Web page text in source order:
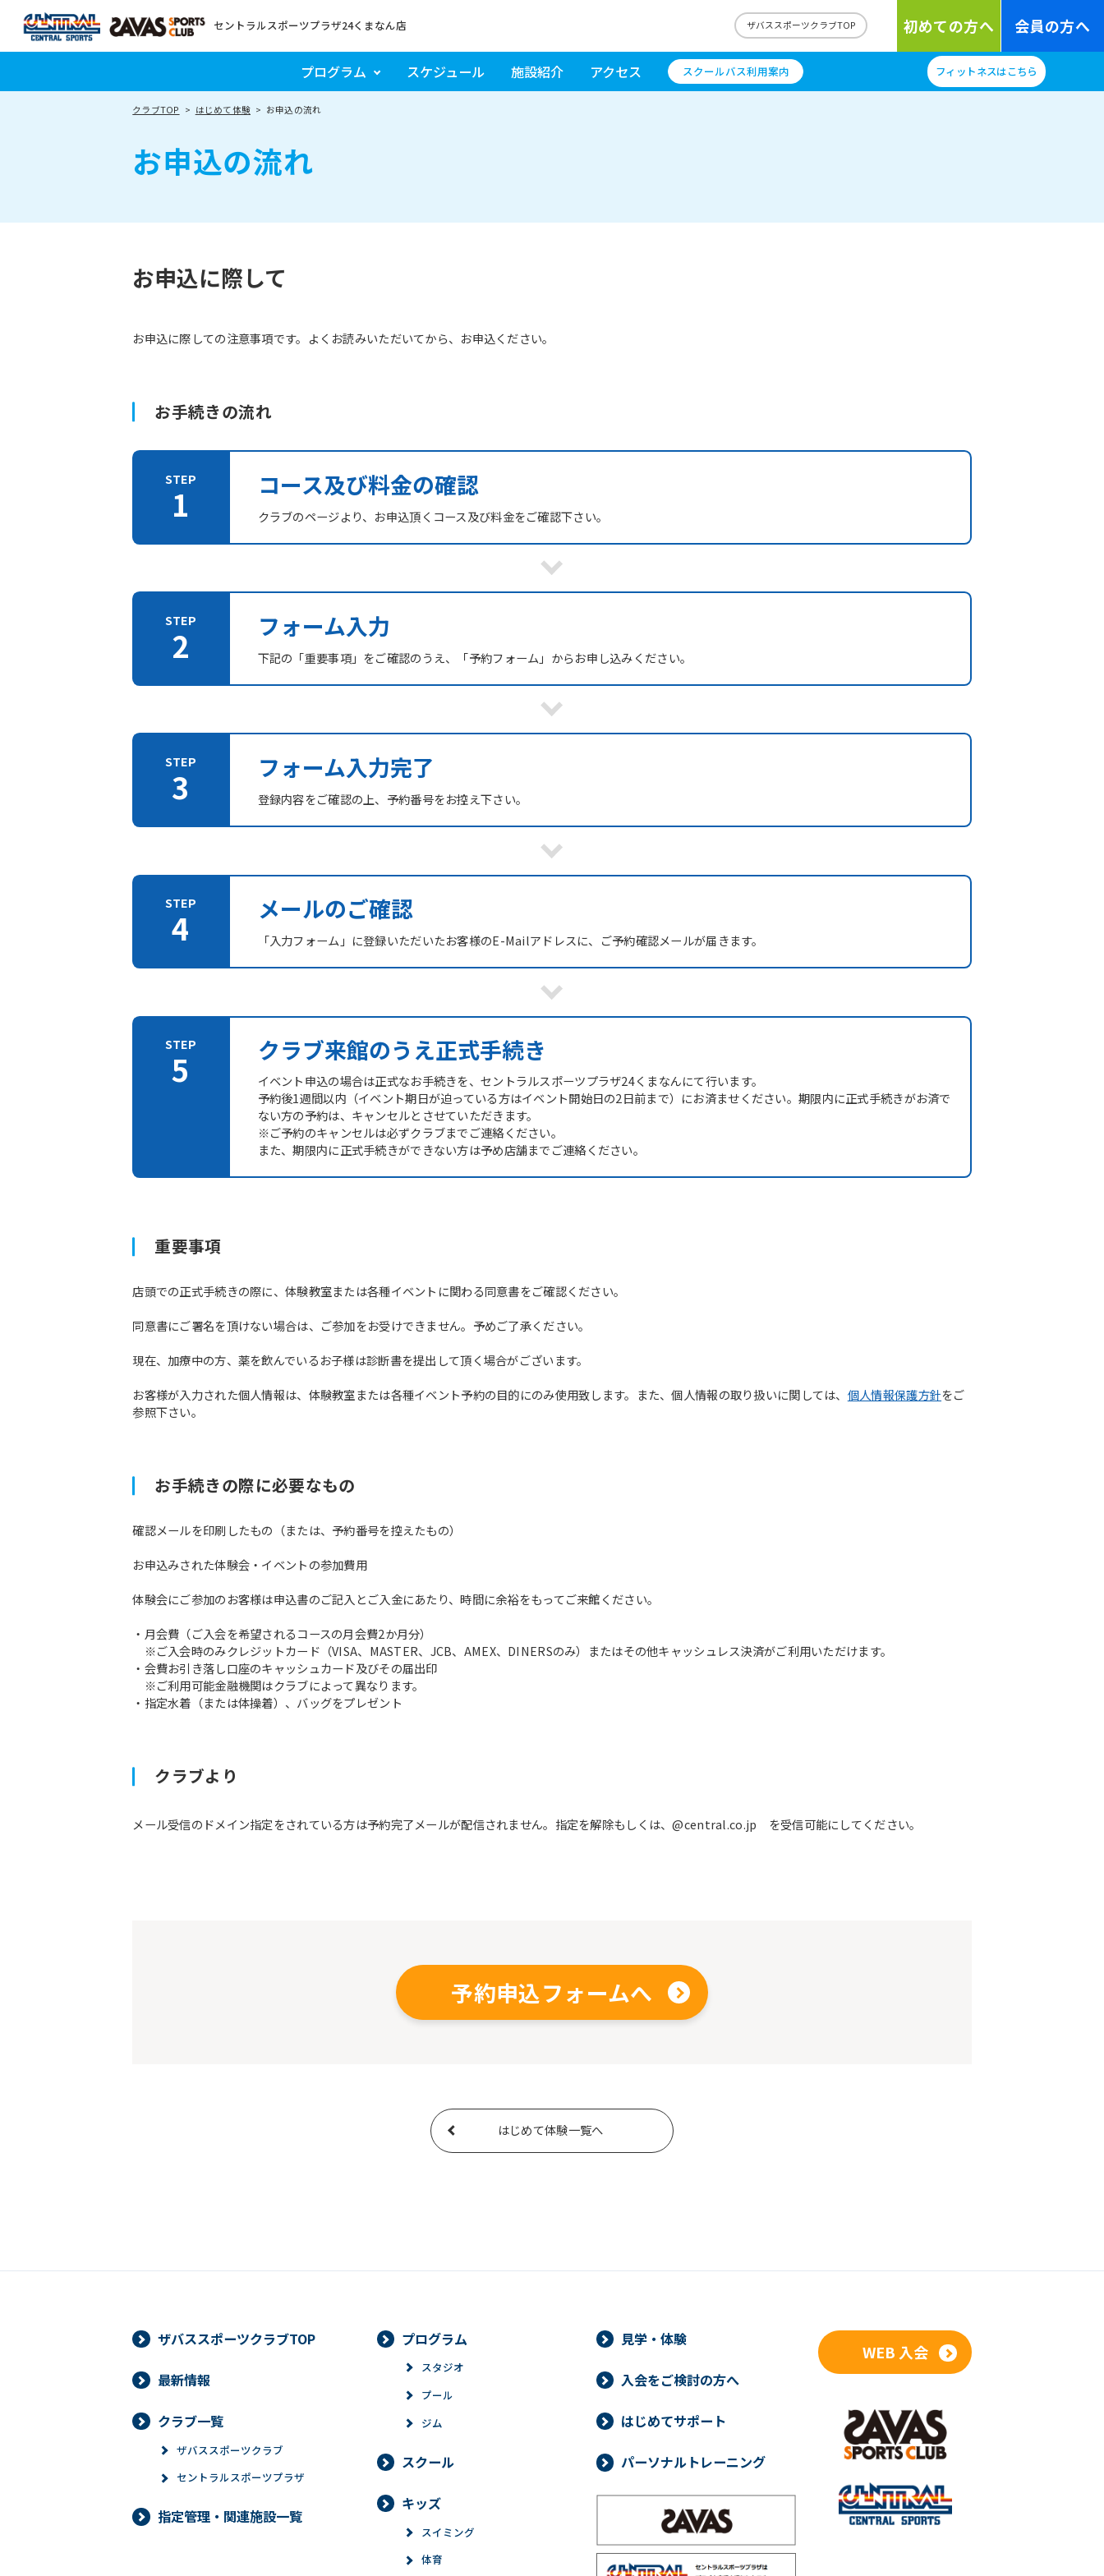
セントラルスポーツプラザ24くまなん店 ザバススポーツクラブTOP 初めての方へ 会員の方へ
プログラム スケジュール 施設紹介 アクセス スクールバス利用案内 フィットネスはこちら
クラブTOP はじめて体験 お申込の流れ
お申込の流れ
お申込に際して
お申込に際しての注意事項です。よくお読みいただいてから、お申込ください。
お手続きの流れ
コース及び料金の確認
クラブのページより、お申込頂くコース及び料金をご確認下さい。
フォーム入力
下記の「重要事項」をご確認のうえ、「予約フォーム」からお申し込みください。
フォーム入力完了
登録内容をご確認の上、予約番号をお控え下さい。
メールのご確認
「入力フォーム」に登録いただいたお客様のE-Mailアドレスに、ご予約確認メールが届きます。
クラブ来館のうえ正式手続き
イベント申込の場合は正式なお手続きを、セントラルスポーツプラザ24くまなんにて行います。
予約後1週間以内（イベント期日が迫っている方はイベント開始日の2日前まで）にお済ませください。期限内に正式手続きがお済で
ない方の予約は、キャンセルとさせていただきます。
※ご予約のキャンセルは必ずクラブまでご連絡ください。
また、期限内に正式手続きができない方は予め店舗までご連絡ください。
重要事項
店頭での正式手続きの際に、体験教室または各種イベントに関わる同意書をご確認ください。
同意書にご署名を頂けない場合は、ご参加をお受けできません。予めご了承ください。
現在、加療中の方、薬を飲んでいるお子様は診断書を提出して頂く場合がございます。
お客様が入力された個人情報は、体験教室または各種イベント予約の目的にのみ使用致します。また、個人情報の取り扱いに関しては、 個人情報保護方針をご
参照下さい。
お手続きの際に必要なもの
確認メールを印刷したもの（または、予約番号を控えたもの）
お申込みされた体験会・イベントの参加費用
体験会にご参加のお客様は申込書のご記入とご入金にあたり、時間に余裕をもってご来館ください。
・月会費（ご入会を希望されるコースの月会費2か月分）
※ご入会時のみクレジットカード（VISA、MASTER、JCB、AMEX、DINERSのみ）またはその他キャッシュレス決済がご利用いただけます。
・会費お引き落し口座のキャッシュカード及びその届出印
※ご利用可能金融機関はクラブによって異なります。
・指定水着（または体操着）、バッグをプレゼント
クラブより
メール受信のドメイン指定をされている方は予約完了メールが配信されません。指定を解除もしくは、@central.co.jp を受信可能にしてください。
予約申込フォームへ
はじめて体験一覧へ
ザバススポーツクラブTOP
最新情報
クラブ一覧
ザバススポーツクラブ
セントラルスポーツプラザ
指定管理・関連施設一覧
プログラム
スタジオ
プール
ジム
スクール
キッズ
スイミング
体育
見学・体験
入会をご検討の方へ
はじめてサポート
パーソナルトレーニング
WEB 入会